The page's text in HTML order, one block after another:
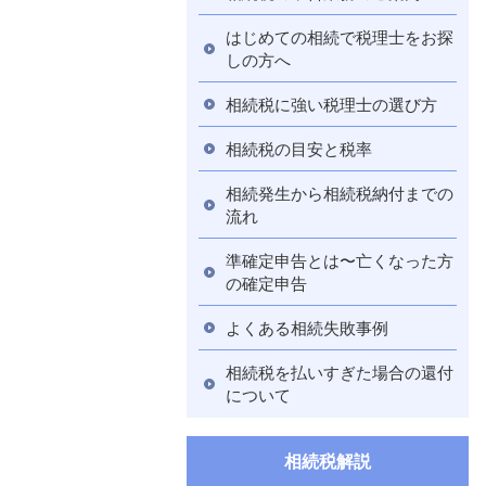
はじめての相続で税理士をお探
しの方へ
相続税に強い税理士の選び方
相続税の目安と税率
相続発生から相続税納付までの
流れ
準確定申告とは〜亡くなった方
の確定申告
よくある相続失敗事例
相続税を払いすぎた場合の還付
について
相続税解説